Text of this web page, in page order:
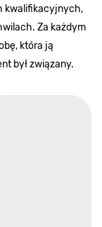
kwalifikacyjnych,
Za każdym
która ją
był związany.